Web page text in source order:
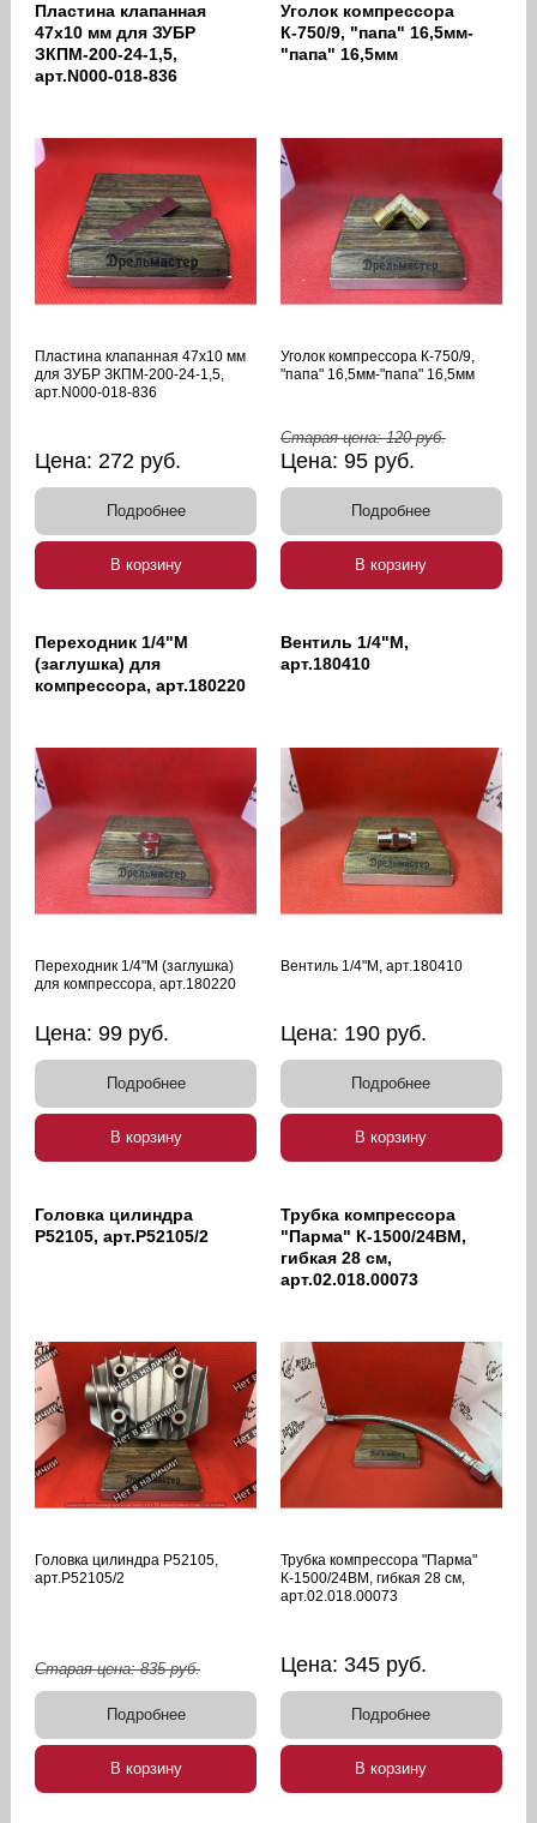
Пластина клапанная
47х10 мм для ЗУБР
ЗКПМ-200-24-1,5,
арт.N000-018-836
Пластина клапанная 47х10 мм
для ЗУБР ЗКПМ-200-24-1,5,
арт.N000-018-836
Цена:272 руб.
Подробнее
В корзину
Уголок компрессора
К-750/9, "папа" 16,5мм-
"папа" 16,5мм
Уголок компрессора К-750/9,
"папа" 16,5мм-"папа" 16,5мм
Старая цена:120руб.
Цена: 95 руб.
Подробнее
В корзину
Переходник 1/4"M
(заглушка) для
компрессора, арт.180220
Переходник 1/4"M (заглушка)
для компрессора, арт.180220
Цена:99 руб.
Подробнее
В корзину
Вентиль 1/4"М,
арт.180410
Вентиль 1/4"М, арт.180410
Цена: 190 руб.
Подробнее
В корзину
Головка цилиндра
P52105, арт.P52105/2
Головка цилиндра P52105,
арт.P52105/2
Старая цена:835руб.
Подробнее
В корзину
Трубка компрессора
"Парма" К-1500/24ВМ,
гибкая 28 см,
арт.02.018.00073
Трубка компрессора "Парма"
К-1500/24ВМ, гибкая 28 см,
арт.02.018.00073
Цена: 345 руб.
Подробнее
В корзину